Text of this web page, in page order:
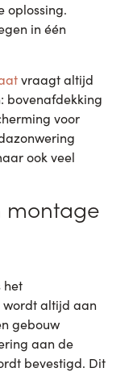
oplossing.
in één
vraagt altijd
bovenafdekking
voor
ook veel
montage
het
wordt altijd aan
gebouw
aan de
bevestigd. Dit